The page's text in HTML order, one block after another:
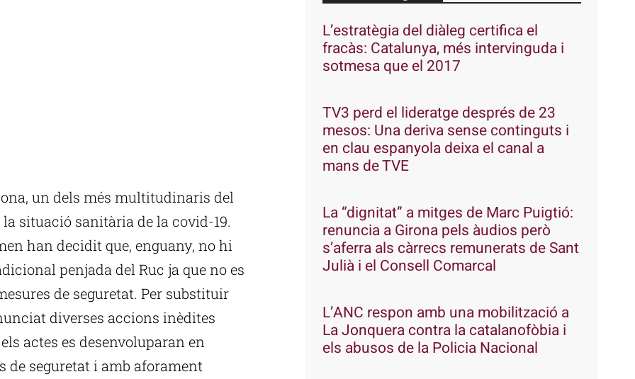
un dels més multitudinaris del
situació sanitària de la covid-19.
han decidit que, enguany, no hi
penjada del Ruc ja que no es
de seguretat. Per substituir
diverses accions inèdites
actes es desenvoluparan en
de seguretat i amb aforament
L’estratègia del diàleg certifica el
fracàs: Catalunya, més intervinguda i
sotmesa que el 2017
TV3 perd el lideratge després de 23
mesos: Una deriva sense continguts i
en clau espanyola deixa el canal a
mans de TVE
La “dignitat” a mitges de Marc Puigtió:
renuncia a Girona pels àudios però
s’aferra als càrrecs remunerats de Sant
Julià i el Consell Comarcal
L’ANC respon amb una mobilització a
La Jonquera contra la catalanofòbia i
els abusos de la Policia Nacional